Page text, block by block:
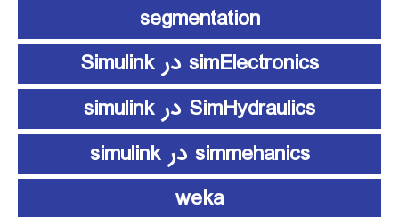
segmentation
simElectronics در Simulink
SimHydraulics در simulink
simmehanics در simulink
weka